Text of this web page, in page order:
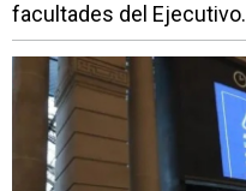
facultades del Ejecutivo.